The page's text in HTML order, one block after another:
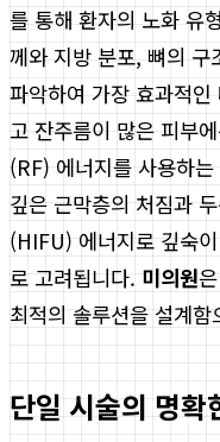
를 통해 환자의 노화 유
께와 지방 분포, 뼈의 구
파악하여 가장 효과적
고 잔주름이 많은 피부
(RF) 에너지를 사용하는
깊은 근막층의 처짐과
(HIFU) 에너지로 깊숙
로 고려됩니다. 미의원
최적의 솔루션을 설계
단일 시술의 명확